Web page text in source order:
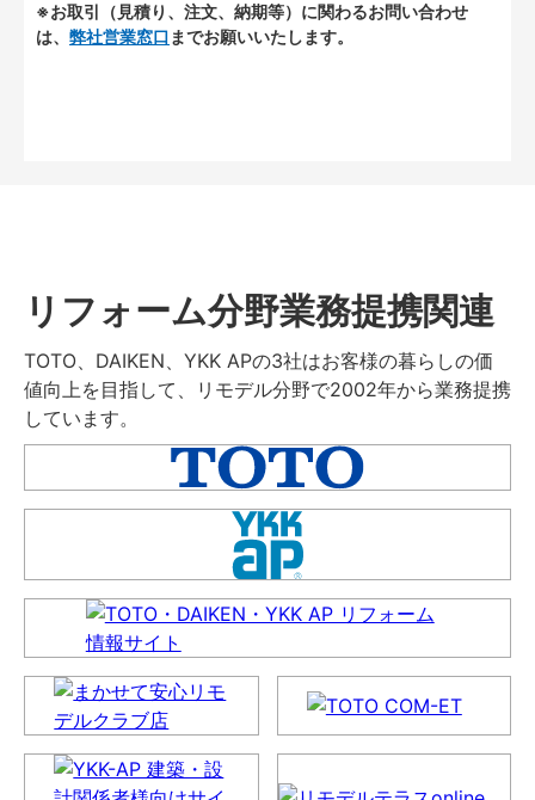
※お取引（見積り、注文、納期等）に関わるお問い合わせ
は、 弊社営業窓口 までお願いいたします。
リフォーム分野業務提携関連
TOTO、DAIKEN、YKK APの3社はお客様の暮らしの価
値向上を目指して、リモデル分野で2002年から業務提携
しています。